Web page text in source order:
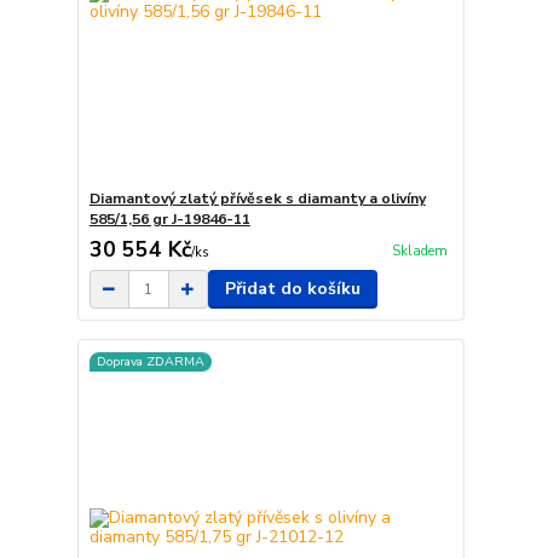
Diamantový zlatý přívěsek s diamanty a olivíny
585/1,56 gr J-19846-11
30 554 Kč/ks Skladem
Přidat do košíku
Doprava ZDARMA